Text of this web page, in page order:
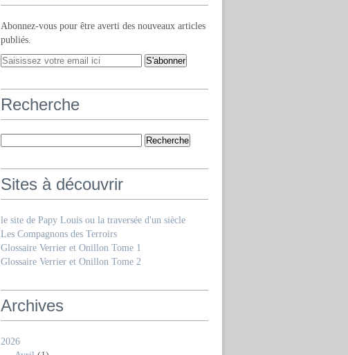
Abonnez-vous pour être averti des nouveaux articles
publiés.
Recherche
Sites à découvrir
le site de Papy Louis ou la traversée d'un siècle
Les Compagnons des Terroirs
Glossaire Verrier et Onillon Tome 1
Glossaire Verrier et Onillon Tome 2
Archives
2026